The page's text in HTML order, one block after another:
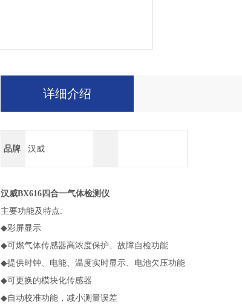
详细介绍
品牌 汉威
汉威BX616四合一气体检测仪
主要功能及特点:
◆彩屏显示
◆可燃气体传感器高浓度保护、故障自检功能
◆提供时钟、电能、温度实时显示、电池欠压功能
◆可更换的模块化传感器
◆自动校准功能，减小测量误差